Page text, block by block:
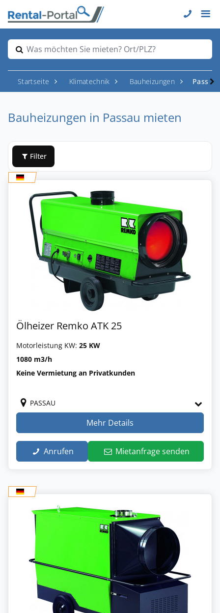
Was möchten Sie mieten? Ort/PLZ?
Startseite Klimatechnik Bauheizungen Passau
Bauheizungen in Passau mieten
Filter
Ölheizer Remko ATK 25
Motorleistung KW: 25 KW
1080 m3/h
Keine Vermietung an Privatkunden
PASSAU
Mehr Details
Anrufen Mietanfrage senden